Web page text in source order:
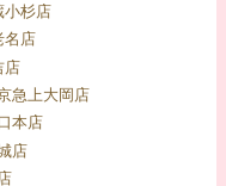
杉店
店
店
急上大岡店
本店
店